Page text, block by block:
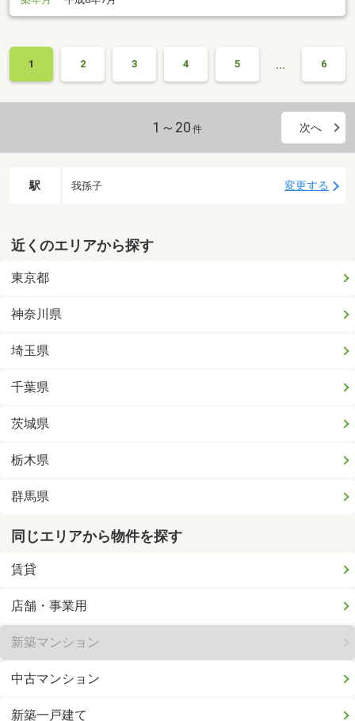
1 2 3 4 5 … 6
1～20 件 次へ
駅 我孫子 変更する
近くのエリアから探す
東京都
神奈川県
埼玉県
千葉県
茨城県
栃木県
群馬県
同じエリアから物件を探す
賃貸
店舗・事業用
新築マンション
中古マンション
新築一戸建て